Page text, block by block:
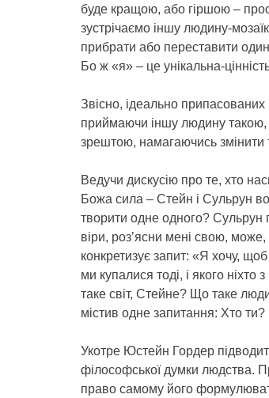
буде кращою, або гіршою –
зустрічаємо іншу людину-
прибрати або переставити
Бо ж «я» – це унікальна-
Звісно, ідеально припасованих
приймаючи іншу людину такою,
зрештою, намагаючись змінити
Ведучи дискусію про те, хто
Божа сила – Стейн і Сульрун
творити одне одного? Сульрун
віри, роз’ясни мені свою, може,
конкретизує запит: «Я хочу,
ми купалися тоді, і якого
таке світ, Стейне? Що таке
містив одне запитання: Хто ти?
Укотре Юстейн Гордер
філософської думки людства.
право самому його